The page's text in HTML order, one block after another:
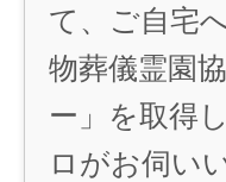
て、ご自宅
物葬儀霊園
ー」を取得
ロがお伺い